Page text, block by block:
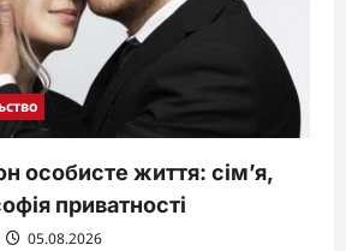
особисте життя: сім’я,
приватності
05.08.2026